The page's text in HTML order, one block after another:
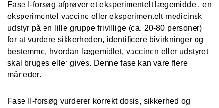
Fase I-forsøg afprøver et eksperimentelt lægemiddel, en
eksperimentel vaccine eller eksperimentelt medicinsk
udstyr på en lille gruppe frivillige (ca. 20-80 personer)
for at vurdere sikkerheden, identificere bivirkninger og
bestemme, hvordan lægemidlet, vaccinen eller udstyret
skal bruges eller gives. Denne fase kan vare flere
måneder.
Fase II-forsøg vurderer korrekt dosis, sikkerhed og